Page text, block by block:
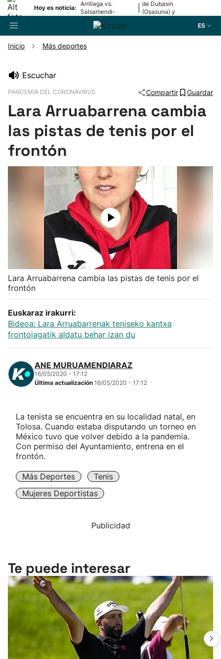
Hoy es noticia:
Arrillaga vs.
Salsamendi-
Bergara y Erasun
vs. Gaminde
de Dubasin
(Osasuna) y
ES
Pelota
Remo
Herri-kirolak
Balonmano
Kirolak 360
Atletismo
Carreras de montaña
Más deportes
Inicio Más deportes
Escuchar
PANDEMIA DEL CORONAVIRUS Compartir Guardar
Lara Arruabarrena cambia
las pistas de tenis por el
frontón
Lara Arruabarrena cambia las pistas de tenis por el
frontón
Euskaraz irakurri:
Bideoa: Lara Arruabarrenak teniseko kantxa
frontoiagatik aldatu behar izan du
ANE MURUAMENDIARAZ
16/05/2020 - 17:12
Última actualización 16/05/2020 - 17:12
La tenista se encuentra en su localidad natal, en
Tolosa. Cuando estaba disputando un torneo en
México tuvo que volver debido a la pandemia.
Con permiso del Ayuntamiento, entrena en el
frontón.
Más Deportes
Tenis
Mujeres Deportistas
Publicidad
Te puede interesar